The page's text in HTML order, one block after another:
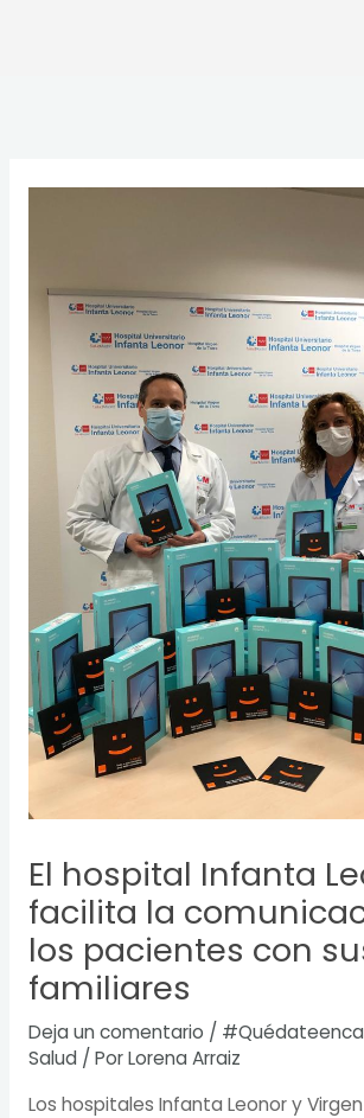
El hospital Infanta
facilita la
los pacientes con
familiares
Deja un comentario /
Salud / PorLorena Arraiz
Los hospitales Infanta Leonor y